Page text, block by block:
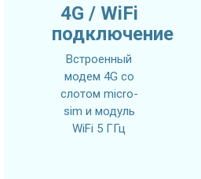
4G / WiFi
подключение
Встроенный
модем 4G со
слотом micro-
sim и модуль
WiFi 5 ГГц